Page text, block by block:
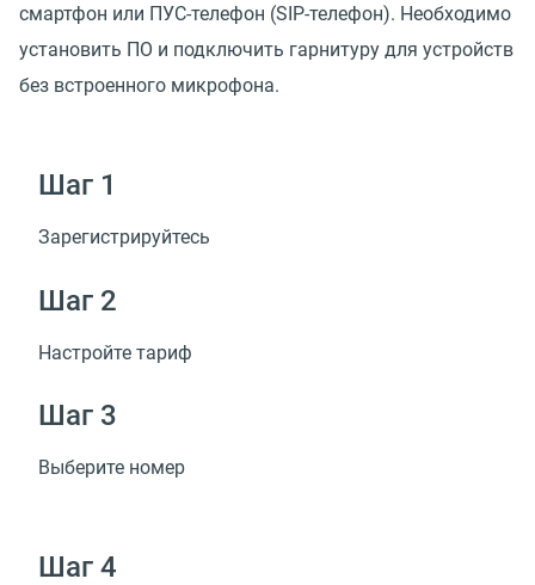
смартфон или ПУС-телефон (SIP-телефон). Необходимо
установить ПО и подключить гарнитуру для устройств
без встроенного микрофона.
Шаг 1
Зарегистрируйтесь
Шаг 2
Настройте тариф
Шаг 3
Выберите номер
Шаг 4